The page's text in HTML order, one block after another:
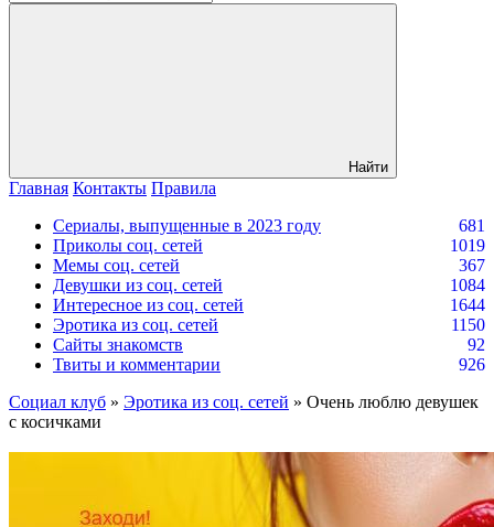
Найти
Главная Контакты Правила
Сериалы, выпущенные в 2023 году
681
Приколы соц. сетей
1019
Мемы соц. сетей
367
Девушки из соц. сетей
1084
Интересное из соц. сетей
1644
Эротика из соц. сетей
1150
Сайты знакомств
92
Твиты и комментарии
926
Социал клуб » Эротика из соц. сетей » Очень люблю девушек
с косичками